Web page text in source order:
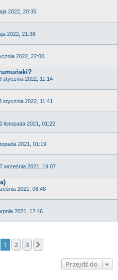
2022, 20:35
2022, 21:38
2022, 22:00
stycznia 2022, 11:14
stycznia 2022, 11:41
listopada 2021, 01:22
2021, 01:19
września 2021, 19:07
2021, 08:48
2021, 12:46
1 2 3
Przejdź do